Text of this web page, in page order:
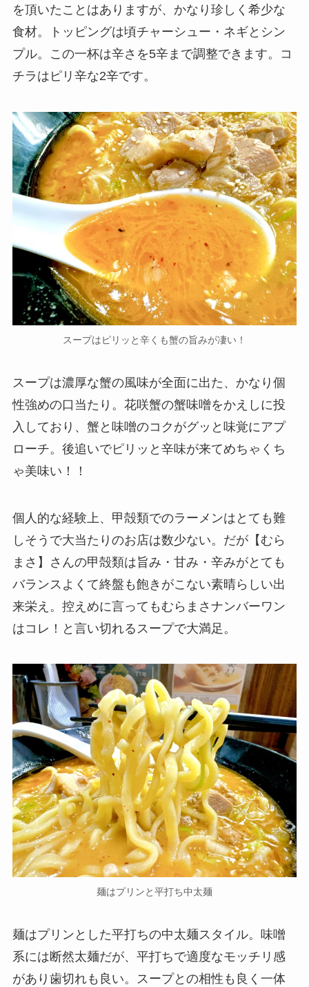
を頂いたことはありますが、かなり珍しく希少な
食材。トッピングは頃チャーシュー・ネギとシン
プル。この一杯は辛さを5辛まで調整できます。コ
チラはピリ辛な2辛です。
スープはピリッと辛くも蟹の旨みが凄い！
スープは濃厚な蟹の風味が全面に出た、かなり個
性強めの口当たり。花咲蟹の蟹味噌をかえしに投
入しており、蟹と味噌のコクがグッと味覚にアプ
ローチ。後追いでピリッと辛味が来てめちゃくち
ゃ美味い！！
個人的な経験上、甲殻類でのラーメンはとても難
しそうで大当たりのお店は数少ない。だが【むら
まさ】さんの甲殻類は旨み・甘み・辛みがとても
バランスよくて終盤も飽きがこない素晴らしい出
来栄え。控えめに言ってもむらまさナンバーワン
はコレ！と言い切れるスープで大満足。
麺はプリンと平打ち中太麺
麺はプリンとした平打ちの中太麺スタイル。味噌
系には断然太麺だが、平打ちで適度なモッチリ感
があり歯切れも良い。スープとの相性も良く一体